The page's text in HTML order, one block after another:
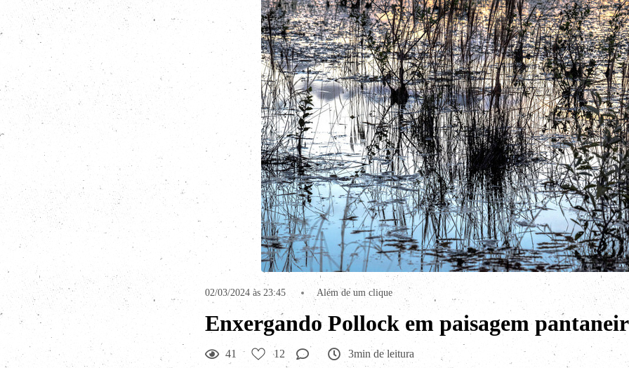
02/03/2024 às 23:45 Além de um clique
Enxergando Pollock em paisagem
41 12 3min de leitura